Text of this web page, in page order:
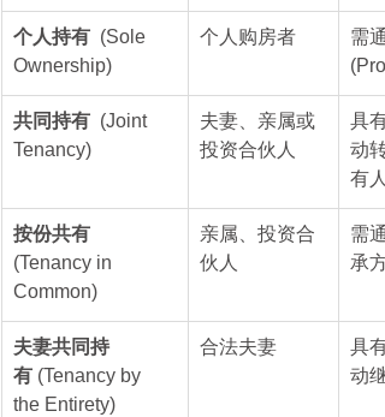
个人持有 (Sole
Ownership)
个人购房者
需
共同持有 (Joint
Tenancy)
夫妻、亲属或
投资合伙人
具
动
有人
按份共有
(Tenancy in
Common)
亲属、投资合
伙人
需
承
夫妻共同持
有 (Tenancy by
the Entirety)
合法夫妻
具
动